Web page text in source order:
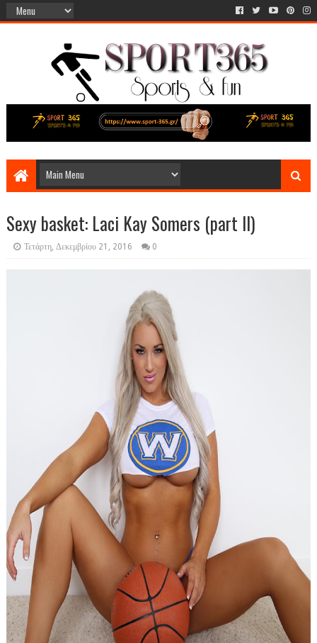
Sexy basket: Laci Kay Somers (part II)
Τετάρτη, Δεκεμβρίου 21, 2016 0